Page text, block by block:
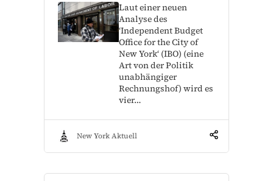
Laut einer neuen
Analyse des
‘Independent Budget
Office for the City of
New York‘ (IBO) (eine
Art von der Politik
unabhängiger
Rechnungshof) wird es
vier…
New York Aktuell